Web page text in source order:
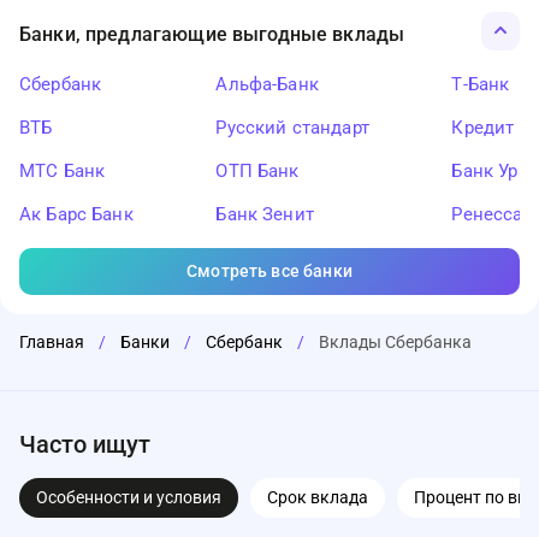
Банки, предлагающие выгодные вклады
Сбербанк
ВТБ
МТС Банк
Ак Барс Банк
Альфа-Банк
Русский стандарт
ОТП Банк
Банк Зенит
Т-Банк
Кредит
Банк
Смотреть все банки
Главная / Банки / Сбербанк / Вклады Сбербанка
Часто ищут
Особенности и условия Срок вклада Процент по